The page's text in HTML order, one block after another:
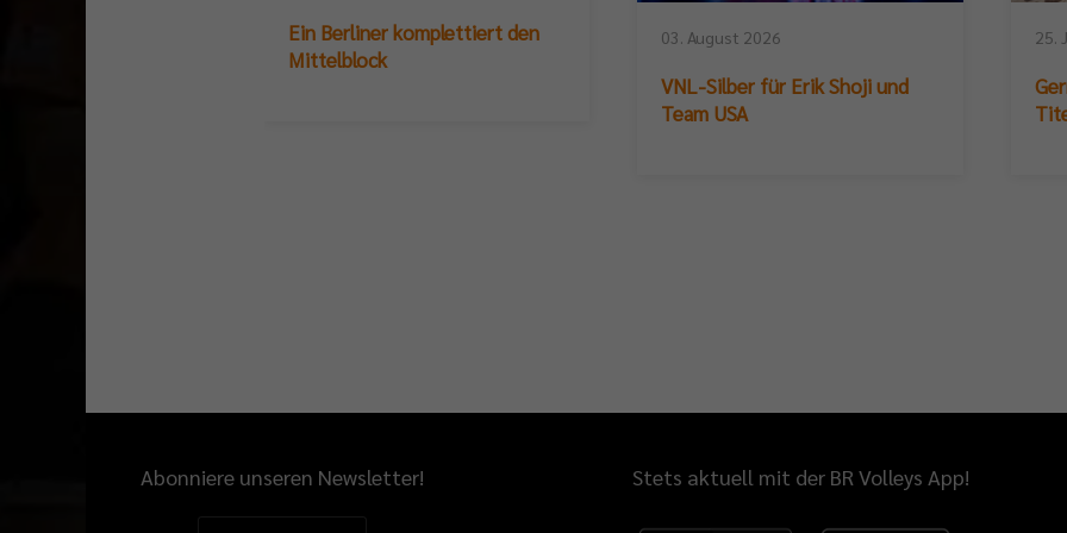
Ein Berliner komplettiert den
Mittelblock
03. August 2026
VNL-Silber für Erik Shoji und
Team USA
25.
Abonniere unseren Newsletter! Stets aktuell mit der BR Volleys App!